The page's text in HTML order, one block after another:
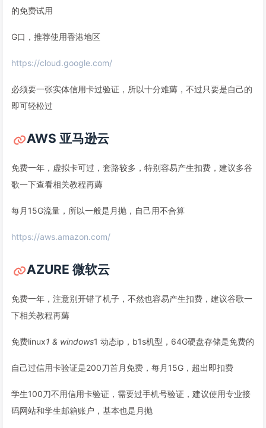
的免费试用
G口，推荐使用香港地区
https://cloud.google.com/
必须要一张实体信用卡过验证，所以十分难薅，不过只要是自己的
即可轻松过
AWS 亚马逊云
免费一年，虚拟卡可过，套路较多，特别容易产生扣费，建议多谷
歌一下查看相关教程再薅
每月15G流量，所以一般是月抛，自己用不合算
https://aws.amazon.com/
AZURE 微软云
免费一年，注意别开错了机子，不然也容易产生扣费，建议谷歌一
下相关教程再薅
免费linux1 & windows1 动态ip，b1s机型，64G硬盘存储是免费的
自己过信用卡验证是200刀首月免费，每月15G，超出即扣费
学生100刀不用信用卡验证，需要过手机号验证，建议使用专业接
码网站和学生邮箱账户，基本也是月抛